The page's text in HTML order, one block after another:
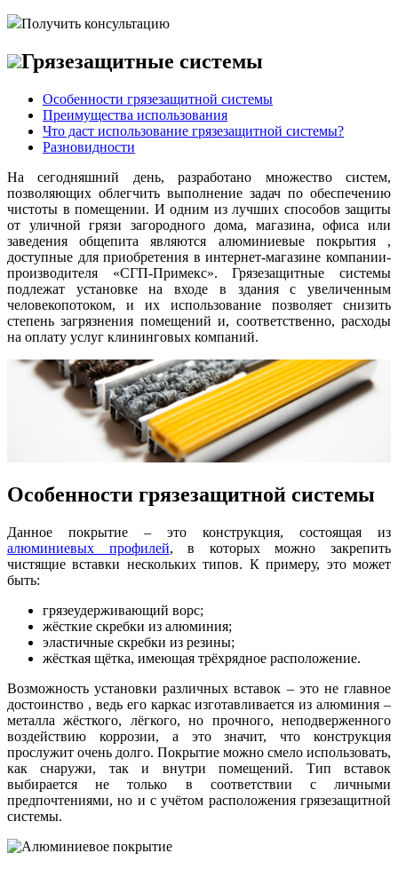
Получить консультацию
Грязезащитные системы
Особенности грязезащитной системы
Преимущества использования
Что даст использование грязезащитной системы?
Разновидности
На сегодняшний день, разработано множество систем,
позволяющих облегчить выполнение задач по обеспечению
чистоты в помещении. И одним из лучших способов защиты
от уличной грязи загородного дома, магазина, офиса или
заведения общепита являются алюминиевые покрытия ,
доступные для приобретения в интернет-магазине компании-
производителя «СГП-Примекс». Грязезащитные системы
подлежат установке на входе в здания с увеличенным
человекопотоком, и их использование позволяет снизить
степень загрязнения помещений и, соответственно, расходы
на оплату услуг клининговых компаний.
Особенности грязезащитной системы
Данное покрытие – это конструкция, состоящая из
алюминиевых профилей, в которых можно закрепить
чистящие вставки нескольких типов. К примеру, это может
быть:
грязеудерживающий ворс;
жёсткие скребки из алюминия;
эластичные скребки из резины;
жёсткая щётка, имеющая трёхрядное расположение.
Возможность установки различных вставок – это не главное
достоинство , ведь его каркас изготавливается из алюминия –
металла жёсткого, лёгкого, но прочного, неподверженного
воздействию коррозии, а это значит, что конструкция
прослужит очень долго. Покрытие можно смело использовать,
как снаружи, так и внутри помещений. Тип вставок
выбирается не только в соответствии с личными
предпочтениями, но и с учётом расположения грязезащитной
системы.